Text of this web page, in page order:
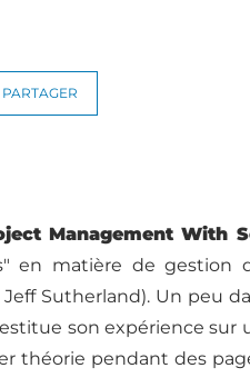
PARTAGER
Management With
en matière de gestion
Sutherland). Un peu
son expérience sur
théorie pendant des